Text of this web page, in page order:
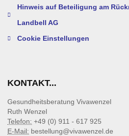
Hinweis auf Beteiligung am
Landbell AG
Cookie Einstellungen
KONTAKT...
Gesundheitsberatung Vivawenzel
Ruth Wenzel
Telefon: +49 (0) 911 - 617 925
E-Mail: bestellung@vivawenzel.de